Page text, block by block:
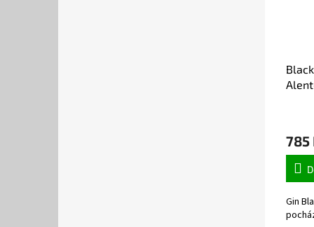
785
Gin